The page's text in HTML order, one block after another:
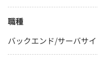
職種
バックエンド/サーバサ